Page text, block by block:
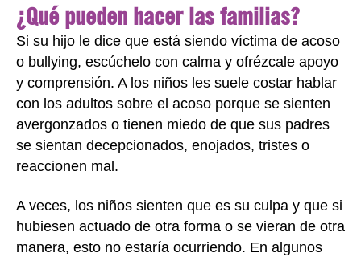
¿Qué pueden hacer las familias?
Si su hijo le dice que está siendo víctima de acoso
o bullying, escúchelo con calma y ofrézcale apoyo
y comprensión. A los niños les suele costar hablar
con los adultos sobre el acoso porque se sienten
avergonzados o tienen miedo de que sus padres
se sientan decepcionados, enojados, tristes o
reaccionen mal.
A veces, los niños sienten que es su culpa y que si
hubiesen actuado de otra forma o se vieran de otra
manera, esto no estaría ocurriendo. En algunos